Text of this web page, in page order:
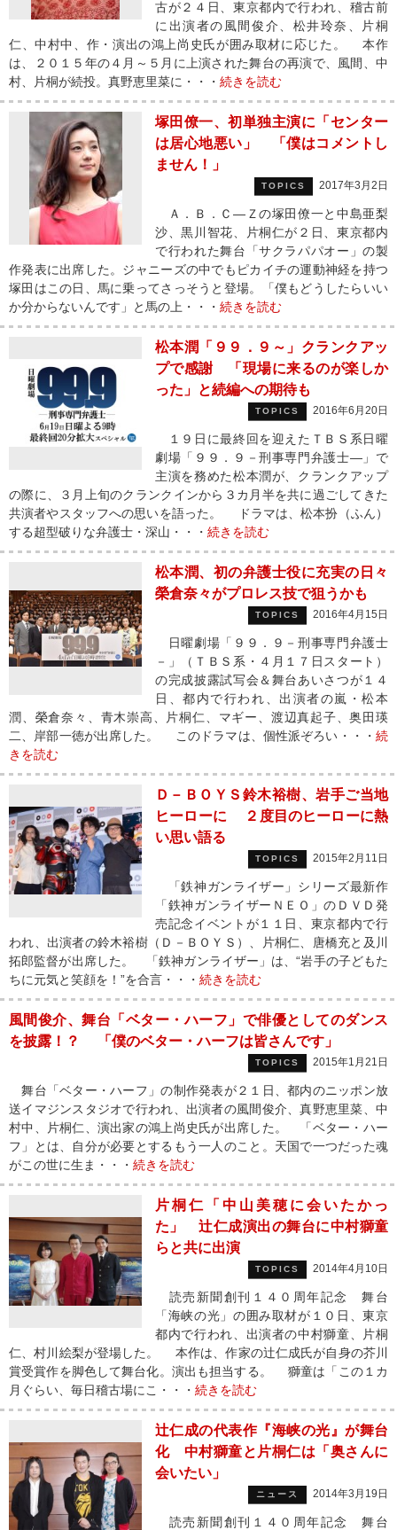
古が２４日、東京都内で行われ、稽古前
に出演者の風間俊介、松井玲奈、片桐
仁、中村中、作・演出の鴻上尚史氏が囲み取材に応じた。 本作
は、２０１５年の４月～５月に上演された舞台の再演で、風間、中
村、片桐が続投。真野恵里菜に・・・ 続きを読む
塚田僚一、初単独主演に「センター
は居心地悪い」 「僕はコメントし
ません！」
TOPICS 2017年3月2日
Ａ．Ｂ．Ｃ—Ｚの塚田僚一と中島亜梨
沙、黒川智花、片桐仁が２日、東京都内
で行われた舞台「サクラパパオー」の製
作発表に出席した。ジャニーズの中でもピカイチの運動神経を持つ
塚田はこの日、馬に乗ってさっそうと登場。「僕もどうしたらいい
か分からないんです」と馬の上・・・ 続きを読む
松本潤「９９．９～」クランクアッ
プで感謝 「現場に来るのが楽しか
った」と続編への期待も
TOPICS 2016年6月20日
１９日に最終回を迎えたＴＢＳ系日曜
劇場「９９．９－刑事専門弁護士―」で
主演を務めた松本潤が、クランクアップ
の際に、３月上旬のクランクインから３カ月半を共に過ごしてきた
共演者やスタッフへの思いを語った。 ドラマは、松本扮（ふん）
する超型破りな弁護士・深山・・・ 続きを読む
松本潤、初の弁護士役に充実の日々
榮倉奈々がプロレス技で狙うかも
TOPICS 2016年4月15日
日曜劇場「９９．９－刑事専門弁護士
－」（ＴＢＳ系・４月１７日スタート）
の完成披露試写会＆舞台あいさつが１４
日、都内で行われ、出演者の嵐・松本
潤、榮倉奈々、青木崇高、片桐仁、マギー、渡辺真起子、奥田瑛
二、岸部一徳が出席した。 このドラマは、個性派ぞろい・・・ 続
きを読む
Ｄ－ＢＯＹＳ鈴木裕樹、岩手ご当地
ヒーローに ２度目のヒーローに熱
い思い語る
TOPICS 2015年2月11日
「鉄神ガンライザー」シリーズ最新作
「鉄神ガンライザーＮＥＯ」のＤＶＤ発
売記念イベントが１１日、東京都内で行
われ、出演者の鈴木裕樹（Ｄ－ＢＯＹＳ）、片桐仁、唐橋充と及川
拓郎監督が出席した。 「鉄神ガンライザー」は、“岩手の子どもた
ちに元気と笑顔を！”を合言・・・ 続きを読む
風間俊介、舞台「ベター・ハーフ」で俳優としてのダンス
を披露！？ 「僕のベター・ハーフは皆さんです」
TOPICS 2015年1月21日
舞台「ベター・ハーフ」の制作発表が２１日、都内のニッポン放
送イマジンスタジオで行われ、出演者の風間俊介、真野恵里菜、中
村中、片桐仁、演出家の鴻上尚史氏が出席した。 「ベター・ハー
フ」とは、自分が必要とするもう一人のこと。天国で一つだった魂
がこの世に生ま・・・ 続きを読む
片桐仁「中山美穂に会いたかっ
た」 辻仁成演出の舞台に中村獅童
らと共に出演
TOPICS 2014年4月10日
読売新聞創刊１４０周年記念 舞台
「海峡の光」の囲み取材が１０日、東京
都内で行われ、出演者の中村獅童、片桐
仁、村川絵梨が登場した。 本作は、作家の辻仁成氏が自身の芥川
賞受賞作を脚色して舞台化。演出も担当する。 獅童は「この１カ
月ぐらい、毎日稽古場にこ・・・ 続きを読む
辻仁成の代表作『海峡の光』が舞台
化 中村獅童と片桐仁は「奥さんに
会いたい」
ニュース 2014年3月19日
読売新聞創刊１４０周年記念 舞台